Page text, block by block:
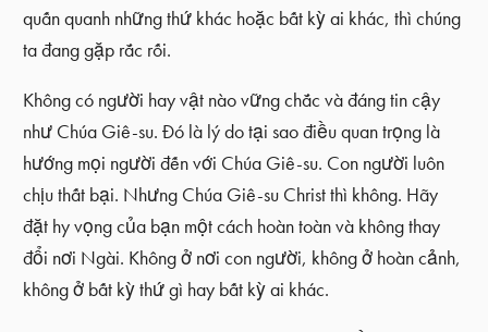
quấn quanh những thứ khác hoặc bất kỳ ai khác, thì chúng
ta đang gặp rắc rối.
Không có người hay vật nào vững chắc và đáng tin cậy
như Chúa Giê-su. Đó là lý do tại sao điều quan trọng là
hướng mọi người đến với Chúa Giê-su. Con người luôn
chịu thất bại. Nhưng Chúa Giê-su Christ thì không. Hãy
đặt hy vọng của bạn một cách hoàn toàn và không thay
đổi nơi Ngài. Không ở nơi con người, không ở hoàn cảnh,
không ở bất kỳ thứ gì hay bất kỳ ai khác.